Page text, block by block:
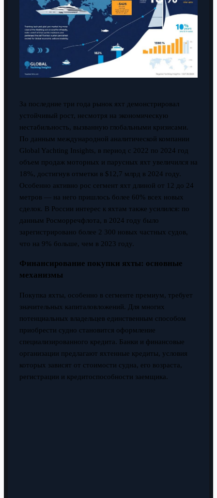
За последние три года рынок яхт демонстрировал
устойчивый рост, несмотря на экономическую
нестабильность, вызванную глобальными кризисами.
По данным международной аналитической компании
Global Yachting Insights, в период с 2022 по 2024 год
объем продаж моторных и парусных яхт увеличился на
18%, достигнув отметки в $12,7 млрд в 2024 году.
Особенно активно рос сегмент яхт длиной от 12 до 24
метров — на него пришлось более 60% всех новых
сделок. В России интерес к яхтам также усилился: по
данным Росморречфлота, в 2024 году было
зарегистрировано более 2 300 новых частных судов,
что на 9% больше, чем в 2023 году.
Финансирование покупки яхты: основные
механизмы
Покупка яхты, особенно в сегменте премиум, требует
значительных капиталовложений. Для многих
потенциальных владельцев единственным способом
приобрести судно становится оформление
специализированного кредита. Банки и финансовые
организации предлагают яхтенные кредиты, условия
которых зависят от стоимости судна, его возраста,
регистрации и кредитоспособности заемщика.